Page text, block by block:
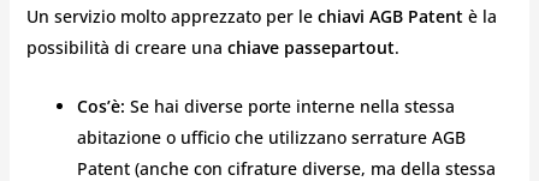
Un servizio molto apprezzato per le chiavi AGB Patentè la
possibilità di creare una chiave passepartout.
Cos’è: Se hai diverse porte interne nella stessa
abitazione o ufficio che utilizzano serrature AGB
Patent (anche con cifrature diverse, ma della stessa